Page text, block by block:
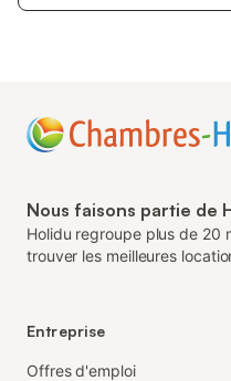
Nous faisons partie de
Holidu regroupe plus de 20
trouver les meilleures
Entreprise
Offres d'emploi